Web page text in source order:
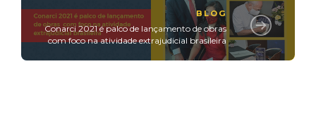
BLOG
Conarci 2021 é palco de lançamento de obras
com foco na atividade extrajudicial brasileira